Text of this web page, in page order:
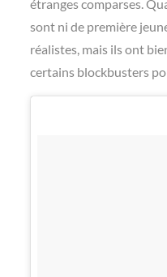
étranges comparses.
sont ni de première
réalistes, mais ils ont
certains blockbusters